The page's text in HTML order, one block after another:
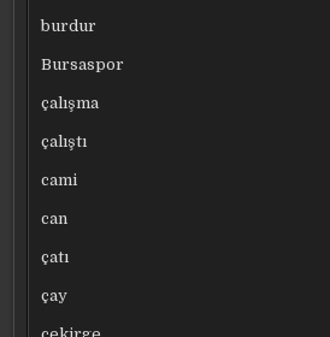
burdur
Bursaspor
çalışma
çalıştı
cami
can
çatı
çay